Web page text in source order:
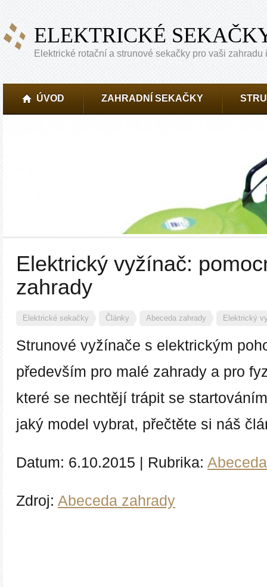
ELEKTRICKÉ
Elektrické rotační a strunové sekačky pro vaši zahradu
ÚVOD ZAHRADNÍ SEKAČKY
Elektrický vyžínač:
zahrady
Elektrické sekačky Články Abeceda zahrady Elektrický
Strunové vyžínače s elektrickým
především pro malé zahrady a pro
které se nechtějí trápit se
jaký model vybrat, přečtěte si náš
Datum: 6.10.2015 | Rubrika:
Zdroj: Abeceda zahrady